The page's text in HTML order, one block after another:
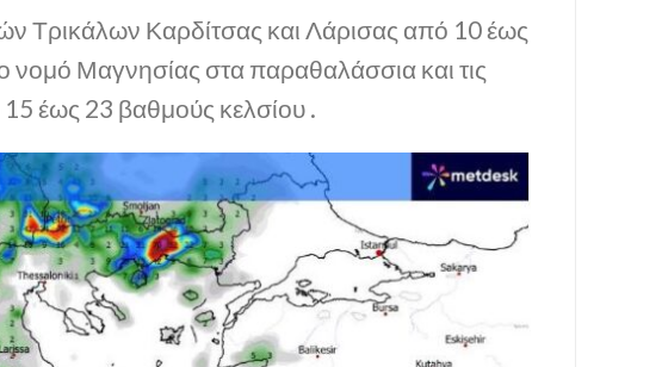
Τρικάλων Καρδίτσας και Λάρισας από 10 έως
νομό Μαγνησίας στα παραθαλάσσια και τις
έως 23 βαθμούς κελσίου .